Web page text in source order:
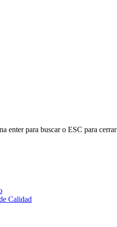
enter para buscar o ESC para cerrar
Calidad